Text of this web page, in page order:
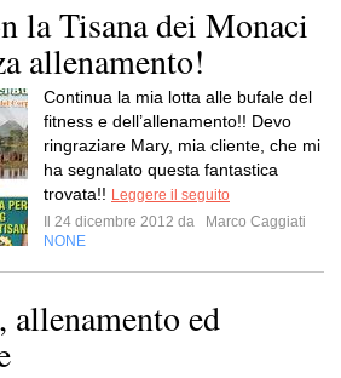
la Tisana dei Monaci
allenamento!
Continua la mia lotta alle bufale del
fitness e dell’allenamento!! Devo
ringraziare Mary, mia cliente, che mi
ha segnalato questa fantastica
trovata!! Leggere il seguito
Il 24 dicembre 2012 da
Marco Caggiati
NONE
allenamento ed